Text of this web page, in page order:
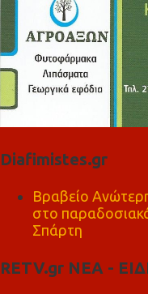
Diafimistes.gr
Βραβείο
στο
Σπάρτη
RETV.gr ΝΕΑ -